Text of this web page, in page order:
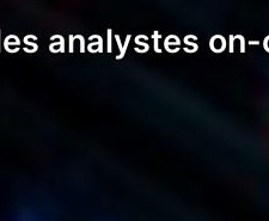
analystes